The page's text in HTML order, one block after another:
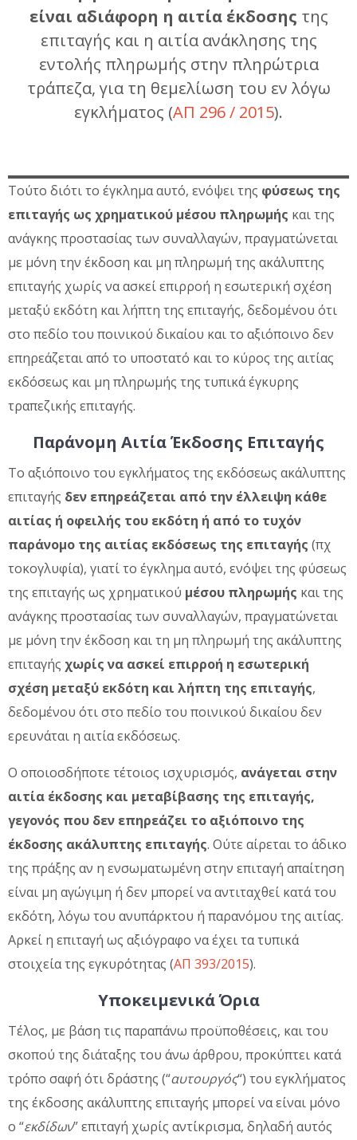
είναι αδιάφορη η αιτία έκδοσης της
επιταγής και η αιτία ανάκλησης της
εντολής πληρωμής στην πληρώτρια
τράπεζα, για τη θεμελίωση του εν λόγω
εγκλήματος (ΑΠ 296 / 2015).
Τούτο διότι το έγκλημα αυτό, ενόψει της φύσεως της
επιταγής ως χρηματικού μέσου πληρωμής και της
ανάγκης προστασίας των συναλλαγών, πραγματώνεται
με μόνη την έκδοση και μη πληρωμή της ακάλυπτης
επιταγής χωρίς να ασκεί επιρροή η εσωτερική σχέση
μεταξύ εκδότη και λήπτη της επιταγής, δεδομένου ότι
στο πεδίο του ποινικού δικαίου και το αξιόποινο δεν
επηρεάζεται από το υποστατό και το κύρος της αιτίας
εκδόσεως και μη πληρωμής της τυπικά έγκυρης
τραπεζικής επιταγής.
Παράνομη Αιτία Έκδοσης Επιταγής
Το αξιόποινο του εγκλήματος της εκδόσεως ακάλυπτης
επιταγής δεν επηρεάζεται από την έλλειψη κάθε
αιτίας ή οφειλής του εκδότη ή από το τυχόν
παράνομο της αιτίας εκδόσεως της επιταγής (πχ
τοκογλυφία), γιατί το έγκλημα αυτό, ενόψει της φύσεως
της επιταγής ως χρηματικού μέσου πληρωμής και της
ανάγκης προστασίας των συναλλαγών, πραγματώνεται
με μόνη την έκδοση και τη μη πληρωμή της ακάλυπτης
επιταγής χωρίς να ασκεί επιρροή η εσωτερική
σχέση μεταξύ εκδότη και λήπτη της επιταγής,
δεδομένου ότι στο πεδίο του ποινικού δικαίου δεν
ερευνάται η αιτία εκδόσεως.
Ο οποιοσδήποτε τέτοιος ισχυρισμός, ανάγεται στην
αιτία έκδοσης και μεταβίβασης της επιταγής,
γεγονός που δεν επηρεάζει το αξιόποινο της
έκδοσης ακάλυπτης επιταγής. Ούτε αίρεται το άδικο
της πράξης αν η ενσωματωμένη στην επιταγή απαίτηση
είναι μη αγώγιμη ή δεν μπορεί να αντιταχθεί κατά του
εκδότη, λόγω του ανυπάρκτου ή παρανόμου της αιτίας.
Αρκεί η επιταγή ως αξιόγραφο να έχει τα τυπικά
στοιχεία της εγκυρότητας (ΑΠ 393/2015).
Υποκειμενικά Όρια
Τέλος, με βάση τις παραπάνω προϋποθέσεις, και του
σκοπού της διάταξης του άνω άρθρου, προκύπτει κατά
τρόπο σαφή ότι δράστης (“αυτουργός“) του εγκλήματος
της έκδοσης ακάλυπτης επιταγής μπορεί να είναι μόνο
ο “εκδίδων” επιταγή χωρίς αντίκρισμα, δηλαδή αυτός